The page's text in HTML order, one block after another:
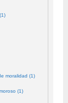
moralidad (1)
(1)